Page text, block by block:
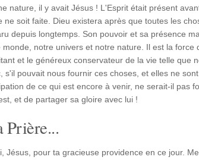
nature, il y avait Jésus ! L'Esprit était présent
ne soit faite. Dieu existera après que toutes les
depuis longtemps. Son pouvoir et sa présence
monde, notre univers et notre nature. Il est la force
et le généreux conservateur de la vie telle que
s'il pouvait nous fournir ces choses, et elles ne
de ce qui est encore à venir, ne serait-il pas
et de partager sa gloire avec lui !
Prière...
Jésus, pour ta gracieuse providence en ce jour.